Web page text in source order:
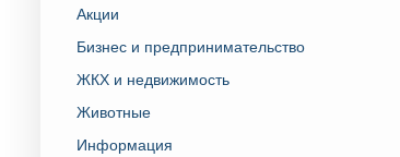
Акции
Бизнес и предпринимательство
ЖКХ и недвижимость
Животные
Информация